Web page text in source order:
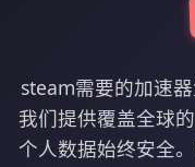
steam需要的加速
我们提供覆盖全球
个人数据始终安全